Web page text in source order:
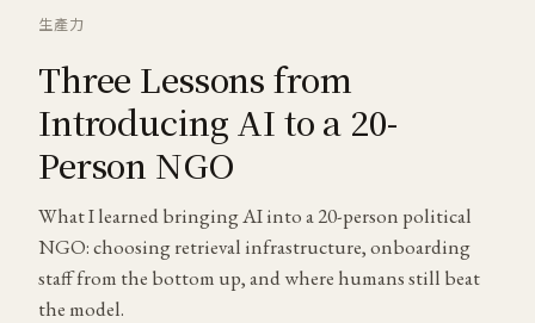
生產力
Three Lessons from
Introducing AI to a 20-
Person NGO
What I learned bringing AI into a 20-person political
NGO: choosing retrieval infrastructure, onboarding
staff from the bottom up, and where humans still beat
the model.